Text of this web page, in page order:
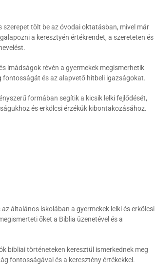
tölt be az óvodai oktatásban, mivel már
a keresztyén értékrendet, a szereteten és
imádságok révén a gyermekek megismerhetik
fontosságát és az alapvető hitbeli igazságokat.
formában segítik a kicsik lelki fejlődését,
és erkölcsi érzékük kibontakozásához.
általános iskolában a gyermekek lelki és erkölcsi
őket a Biblia üzenetével és a
bibliai történeteken keresztül ismerkednek meg
fontosságával és a keresztény értékekkel.